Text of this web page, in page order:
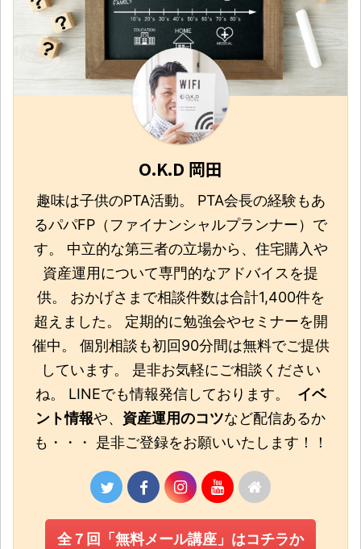
O.K.D 岡田
趣味は子供のPTA活動。 PTA会長の経験もあ
るパパFP（ファイナンシャルプランナー）で
す。 中立的な第三者の立場から、住宅購入や
資産運用について専門的なアドバイスを提
供。 おかげさまで相談件数は合計1,400件を
超えました。 定期的に勉強会やセミナーを開
催中。 個別相談も初回90分間は無料でご提供
しています。 是非お気軽にご相談ください
ね。 LINEでも情報発信しております。 イベ
ント情報や、 資産運用のコツなど配信あるか
も・・・ 是非ご登録をお願いいたします！！
全７回「無料メール講座」はコチラか